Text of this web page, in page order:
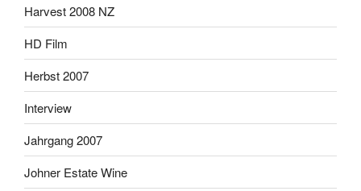
Harvest 2008 NZ
HD Film
Herbst 2007
Interview
Jahrgang 2007
Johner Estate Wine